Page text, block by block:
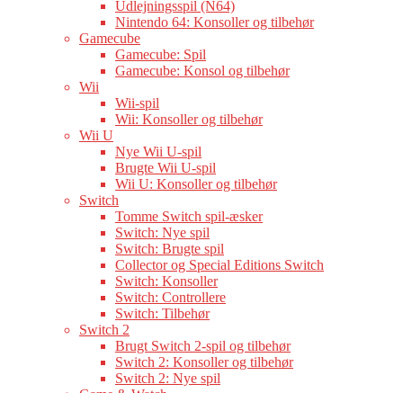
Udlejningsspil (N64)
Nintendo 64: Konsoller og tilbehør
Gamecube
Gamecube: Spil
Gamecube: Konsol og tilbehør
Wii
Wii-spil
Wii: Konsoller og tilbehør
Wii U
Nye Wii U-spil
Brugte Wii U-spil
Wii U: Konsoller og tilbehør
Switch
Tomme Switch spil-æsker
Switch: Nye spil
Switch: Brugte spil
Collector og Special Editions Switch
Switch: Konsoller
Switch: Controllere
Switch: Tilbehør
Switch 2
Brugt Switch 2-spil og tilbehør
Switch 2: Konsoller og tilbehør
Switch 2: Nye spil